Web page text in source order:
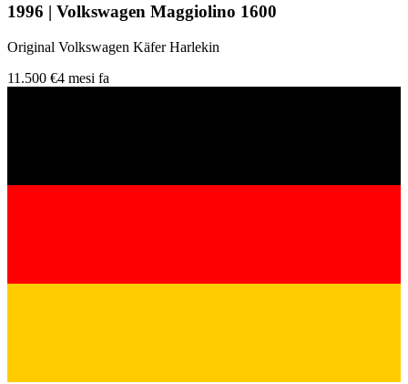
1996 | Volkswagen Maggiolino 1600
Original Volkswagen Käfer Harlekin
11.500 €4 mesi fa